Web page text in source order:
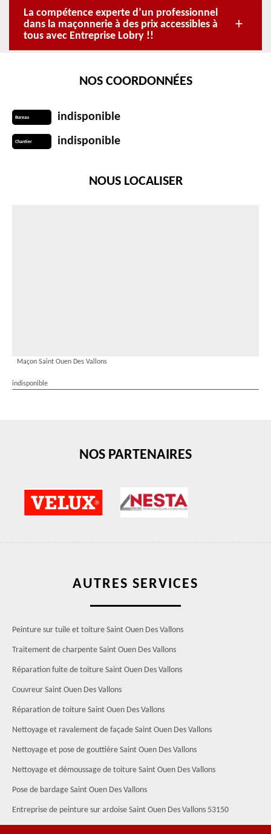
La compétence experte d’un professionnel
dans la maçonnerie à des prix accessibles à
tous avec Entreprise Lobry !!
NOS COORDONNÉES
Bureau indisponible
Chantier indisponible
NOUS LOCALISER
Maçon Saint Ouen Des Vallons
indisponible
NOS PARTENAIRES
AUTRES SERVICES
Peinture sur tuile et toiture Saint Ouen Des Vallons
Traitement de charpente Saint Ouen Des Vallons
Réparation fuite de toiture Saint Ouen Des Vallons
Couvreur Saint Ouen Des Vallons
Réparation de toiture Saint Ouen Des Vallons
Nettoyage et ravalement de façade Saint Ouen Des Vallons
Nettoyage et pose de gouttière Saint Ouen Des Vallons
Nettoyage et démoussage de toiture Saint Ouen Des Vallons
Pose de bardage Saint Ouen Des Vallons
Entreprise de peinture sur ardoise Saint Ouen Des Vallons 53150